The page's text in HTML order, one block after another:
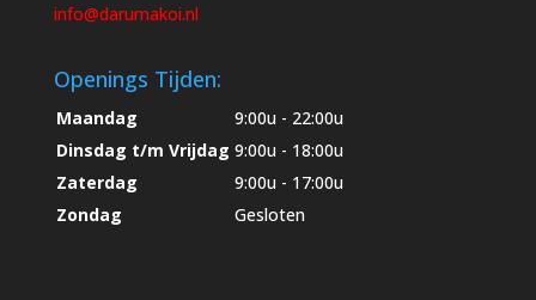
info@darumakoi.nl
Openings Tijden:
Maandag
9:00u - 22:00u
Dinsdag t/m Vrijdag 9:00u - 18:00u
Zaterdag
9:00u - 17:00u
Zondag
Gesloten